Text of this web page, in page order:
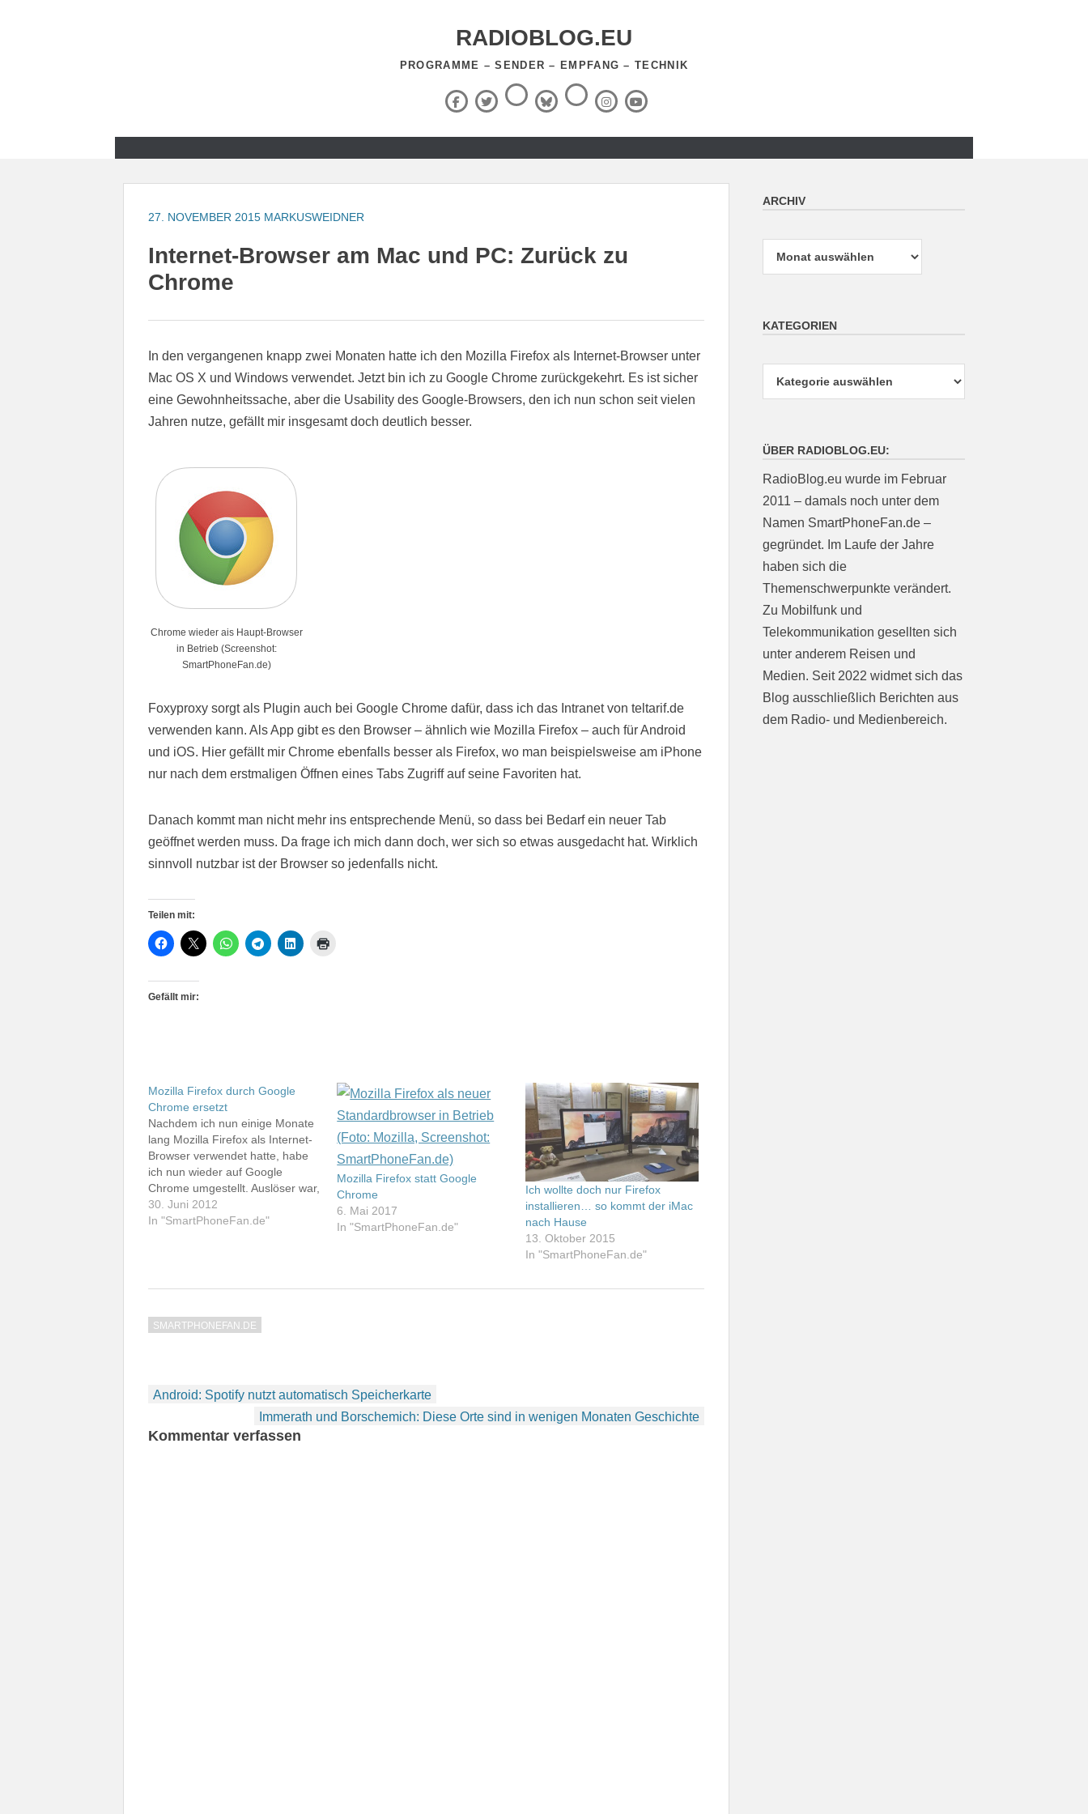
RADIOBLOG.EU
PROGRAMME – SENDER – EMPFANG – TECHNIK
Facebook
X
(Twitter)
ThreadsBlueSky
RSS-
Feed InstagramYouTube
27. NOVEMBER 2015 MARKUSWEIDNER
Internet-Browser am Mac und PC: Zurück zu
Chrome
In den vergangenen knapp zwei Monaten hatte ich den Mozilla Firefox als Internet-Browser unter
Mac OS X und Windows verwendet. Jetzt bin ich zu Google Chrome zurückgekehrt. Es ist sicher
eine Gewohnheitssache, aber die Usability des Google-Browsers, den ich nun schon seit vielen
Jahren nutze, gefällt mir insgesamt doch deutlich besser.
Chrome wieder ais Haupt-Browser
in Betrieb (Screenshot:
SmartPhoneFan.de)
Foxyproxy sorgt als Plugin auch bei Google Chrome dafür, dass ich das Intranet von teltarif.de
verwenden kann. Als App gibt es den Browser – ähnlich wie Mozilla Firefox – auch für Android
und iOS. Hier gefällt mir Chrome ebenfalls besser als Firefox, wo man beispielsweise am iPhone
nur nach dem erstmaligen Öffnen eines Tabs Zugriff auf seine Favoriten hat.
Danach kommt man nicht mehr ins entsprechende Menü, so dass bei Bedarf ein neuer Tab
geöffnet werden muss. Da frage ich mich dann doch, wer sich so etwas ausgedacht hat. Wirklich
sinnvoll nutzbar ist der Browser so jedenfalls nicht.
Teilen mit:
Gefällt mir:
Mozilla Firefox durch Google
Chrome ersetzt
Nachdem ich nun einige Monate
lang Mozilla Firefox als Internet-
Browser verwendet hatte, habe
ich nun wieder auf Google
Chrome umgestellt. Auslöser war,
dass Google Chrome jetzt auch
für iOS verfügbar ist - und das
der beste…
30. Juni 2012
In "SmartPhoneFan.de"
Mozilla Firefox statt Google
Chrome
6. Mai 2017
In "SmartPhoneFan.de"
Ich wollte doch nur Firefox
installieren… so kommt der iMac
nach Hause
13. Oktober 2015
In "SmartPhoneFan.de"
SMARTPHONEFAN.DE
Beitragsnavigation
Android: Spotify nutzt automatisch Speicherkarte
Immerath und Borschemich: Diese Orte sind in wenigen Monaten Geschichte
Kommentar verfassen
ARCHIV
KATEGORIEN
ÜBER RADIOBLOG.EU:
RadioBlog.eu wurde im Februar
2011 – damals noch unter dem
Namen SmartPhoneFan.de –
gegründet. Im Laufe der Jahre
haben sich die
Themenschwerpunkte verändert.
Zu Mobilfunk und
Telekommunikation gesellten sich
unter anderem Reisen und
Medien. Seit 2022 widmet sich das
Blog ausschließlich Berichten aus
dem Radio- und Medienbereich.